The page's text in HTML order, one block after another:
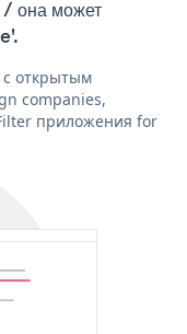
/ она может
открытым
companies,
приложения for